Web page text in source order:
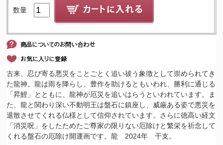
数量
古来、忍び寄る悪災をことごとく追い祓う象徴として崇められてき
た龍神。龍は雨を降らし、豊作を助けるともいわれ、勝利に通じる
「昇鯉」とともに、龍神が厄災を追いはらうといわれています。ま
た、龍と関わり深い不動明王は盤石に鎮座し、威厳ある姿で悪災を
退散させてくれる仏様として信仰されています。さらに徳高い経文
「消災呪」をしたためたご尊家の限りない厄除けと繁栄を祈念して
くれる盤石の厄除け開運画です。龍 2024年 干支。